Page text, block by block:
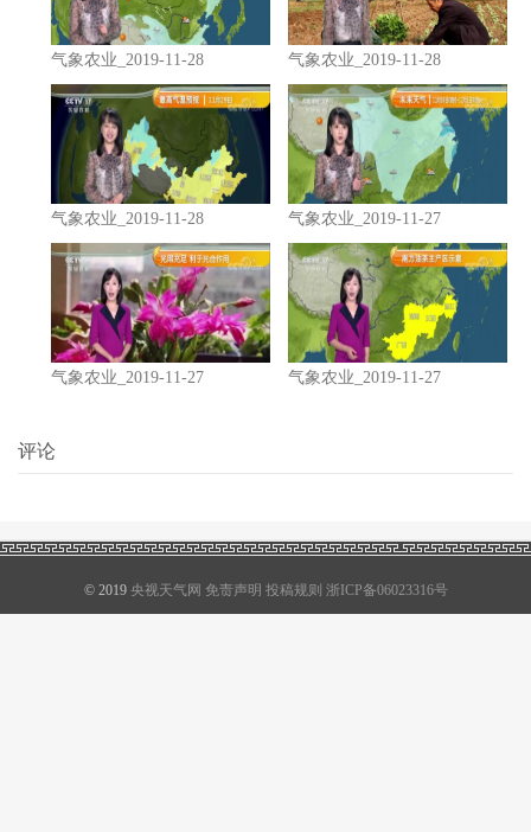
气象农业_2019-11-28 气象农业_2019-11-28
气象农业_2019-11-28 气象农业_2019-11-27
气象农业_2019-11-27 气象农业_2019-11-27
评论
© 2019 央视天气网 免责声明 投稿规则 浙ICP备06023316号